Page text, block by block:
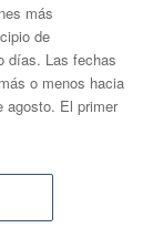
más
de
días. Las fechas
o menos hacia
agosto. El primer